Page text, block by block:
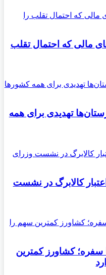
مالی که احتمال تقلب
تهدیدی برای همه
کالابرگ در نشست
سفره؛ کشاورز کمترین